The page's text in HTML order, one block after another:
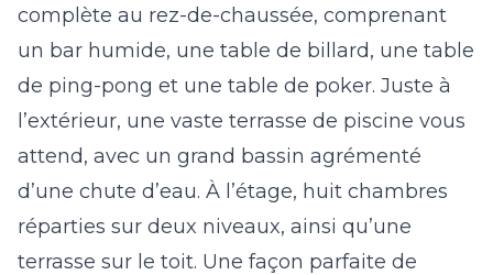
complète au rez-de-chaussée, comprenant
un bar humide, une table de billard, une table
de ping-pong et une table de poker. Juste à
l’extérieur, une vaste terrasse de piscine vous
attend, avec un grand bassin agrémenté
d’une chute d’eau. À l’étage, huit chambres
réparties sur deux niveaux, ainsi qu’une
terrasse sur le toit. Une façon parfaite de